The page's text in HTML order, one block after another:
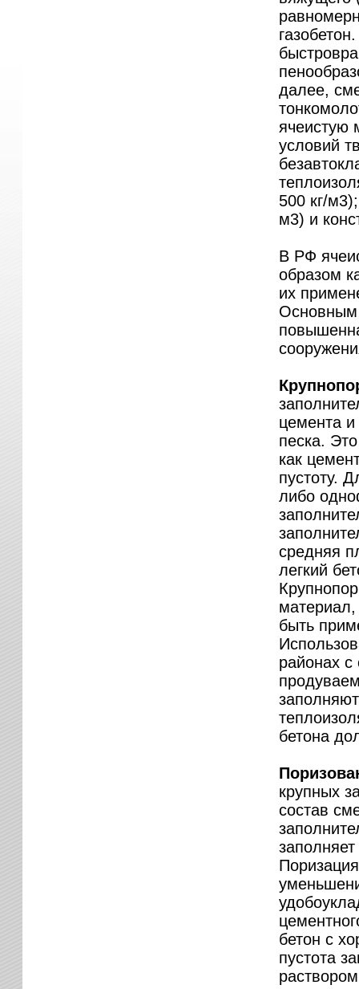
далее,
ячеистую
условий
500 кг/
м3) и
В РФ
образом
их
Основным
цемента
песка.
как
пустоту.
либо
средняя
легкий
материал,
быть
районах с
бетона
крупных
состав
бетон с
пустота